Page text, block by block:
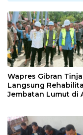
Wapres Gibran
Langsung
Jembatan Lumut di